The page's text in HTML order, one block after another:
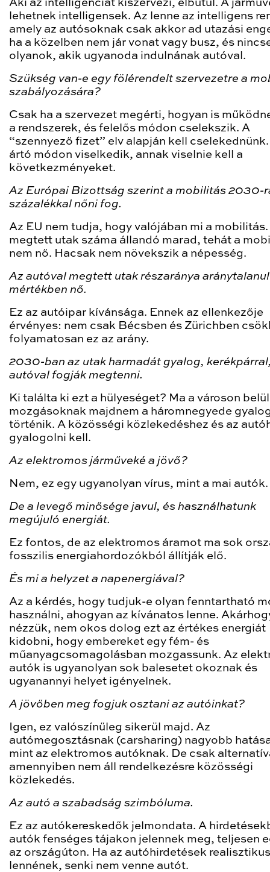
Aki az intelligenciát kiszervezi, elbutul. A
lehetnek intelligensek. Az lenne az intelligens
amely az autósoknak csak akkor ad utazási
ha a közelben nem jár vonat vagy busz, és
olyanok, akik ugyanoda indulnának autóval.
Szükség van-e egy fölérendelt szervezetre a
szabályozására?
Csak ha a szervezet megérti, hogyan is
a rendszerek, és felelős módon cselekszik. A
“szennyező fizet” elv alapján kell
ártó módon viselkedik, annak viselnie kell a
következményeket.
Az Európai Bizottság szerint a mobilitás 2030-
százalékkal nőni fog.
Az EU nem tudja, hogy valójában mi a mobilitás.
megtett utak száma állandó marad, tehát a
nem nő. Hacsak nem növekszik a népesség.
Az autóval megtett utak részaránya
mértékben nő.
Ez az autóipar kívánsága. Ennek az ellenkezője
érvényes: nem csak Bécsben és Zürichben
folyamatosan ez az arány.
2030-ban az utak harmadát gyalog,
autóval fogják megtenni.
Ki találta ki ezt a hülyeséget? Ma a városon
mozgásoknak majdnem a háromnegyede
történik. A közösségi közlekedéshez és az
gyalogolni kell.
Az elektromos járműveké a jövő?
Nem, ez egy ugyanolyan vírus, mint a mai autók.
De a levegő minősége javul, és használhatunk
megújuló energiát.
Ez fontos, de az elektromos áramot ma sok
fosszilis energiahordozókból állítják elő.
És mi a helyzet a napenergiával?
Az a kérdés, hogy tudjuk-e olyan fenntartható
használni, ahogyan az kívánatos lenne.
nézzük, nem okos dolog ezt az értékes energiát
kidobni, hogy embereket egy fém- és
műanyagcsomagolásban mozgassunk. Az
autók is ugyanolyan sok balesetet okoznak és
ugyanannyi helyet igényelnek.
A jövőben meg fogjuk osztani az autóinkat?
Igen, ez valószínűleg sikerül majd. Az
autómegosztásnak (carsharing) nagyobb
mint az elektromos autóknak. De csak
amennyiben nem áll rendelkezésre közösségi
közlekedés.
Az autó a szabadság szimbóluma.
Ez az autókereskedők jelmondata. A
autók fenséges tájakon jelennek meg, teljesen
az országúton. Ha az autóhirdetések
lennének, senki nem venne autót.